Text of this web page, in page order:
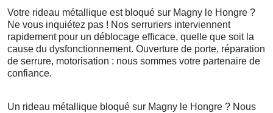
Votre rideau métallique est bloqué sur Magny le Hongre ?
Ne vous inquiétez pas ! Nos serruriers interviennent
rapidement pour un déblocage efficace, quelle que soit la
cause du dysfonctionnement. Ouverture de porte, réparation
de serrure, motorisation : nous sommes votre partenaire de
confiance.
Un rideau métallique bloqué sur Magny le Hongre ? Nous